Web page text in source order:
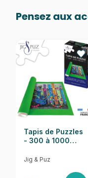
EAN
Nombre de pièces
Dimensions
Pensez aux
Tapis de Puzzles
- 300 à 1000
Jig & Puz